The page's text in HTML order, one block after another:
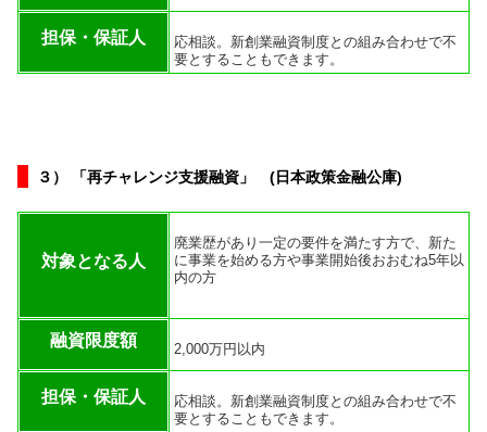
担保・保証人
応相談。新創業融資制度との組み合わせで不
要とすることもできます。
３） 「再チャレンジ支援融資」 (日本政策金融公庫)
対象となる人
廃業歴があり一定の要件を満たす方で、新た
に事業を始める方や事業開始後おおむね5年以
内の方
融資限度額 2,000万円以内
担保・保証人
応相談。新創業融資制度との組み合わせで不
要とすることもできます。